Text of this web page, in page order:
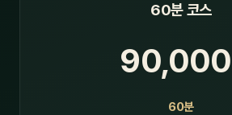
60분 코스
90,000
60분